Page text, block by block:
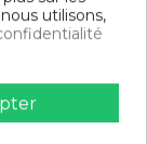
cm 100%
utilisons,